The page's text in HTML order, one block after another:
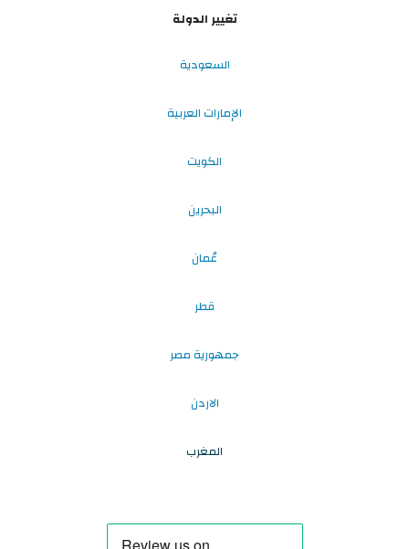
تغيير الدولة
السعودية
الإمارات العربية
الكويت
البحرين
عُمان
قطر
جمهورية مصر
الاردن
المغرب